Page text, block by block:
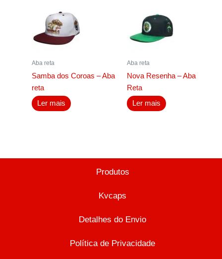
Aba reta
Samba dos Coroas – Aba
reta
Ler mais
Aba reta
Nova Resenha – Aba
Reta
Ler mais
Produtos
Kvcaps
Detalhes do Envio
Política de Privacidade